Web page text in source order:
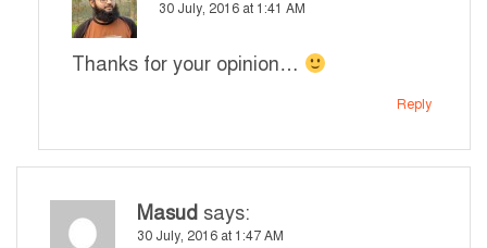
30 July, 2016 at 1:41 AM
Thanks for your opinion…
Reply
Masud says:
30 July, 2016 at 1:47 AM